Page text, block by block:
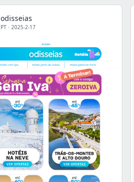
odisseias
PT · 2025-2-17